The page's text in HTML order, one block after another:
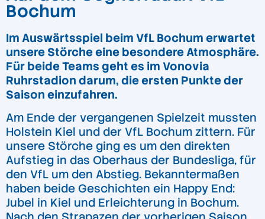
Bochum
Im Auswärtsspiel beim VfL Bochum erwartet
unsere Störche eine besondere Atmosphäre.
Für beide Teams geht es im Vonovia
Ruhrstadion darum, die ersten Punkte der
Saison einzufahren.
Am Ende der vergangenen Spielzeit mussten
Holstein Kiel und der VfL Bochum zittern. Für
unsere Störche ging es um den direkten
Aufstieg in das Oberhaus der Bundesliga, für
den VfL um den Abstieg. Bekanntermaßen
haben beide Geschichten ein Happy End:
Jubel in Kiel und Erleichterung in Bochum.